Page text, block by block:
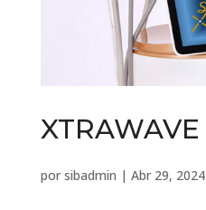
XTRAWAVE
por sibadmin | Abr 29, 2024